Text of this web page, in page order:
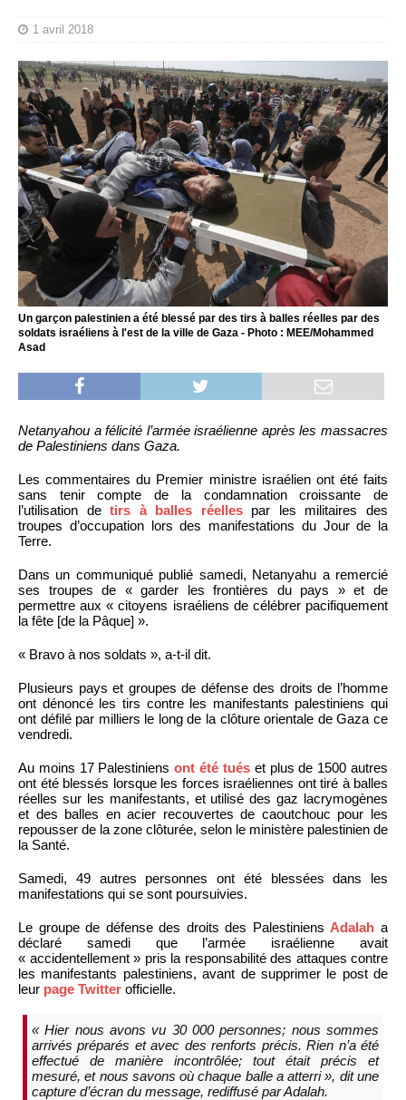
1 avril 2018
Un garçon palestinien a été blessé par des tirs à balles réelles par des
soldats israéliens à l'est de la ville de Gaza - Photo : MEE/Mohammed
Asad
Netanyahou a félicité l’armée israélienne après les massacres
de Palestiniens dans Gaza.
Les commentaires du Premier ministre israélien ont été faits
sans tenir compte de la condamnation croissante de
l’utilisation detirs à balles réellespar les militaires des
troupes d’occupation lors des manifestations du Jour de la
Terre.
Dans un communiqué publié samedi, Netanyahu a remercié
ses troupes de « garder les frontières du pays » et de
permettre aux « citoyens israéliens de célébrer pacifiquement
la fête [de la Pâque] ».
« Bravo à nos soldats », a-t-il dit.
Plusieurs pays et groupes de défense des droits de l’homme
ont dénoncé les tirs contre les manifestants palestiniens qui
ont défilé par milliers le long de la clôture orientale de Gaza ce
vendredi.
Au moins 17 Palestiniensont été tuéset plus de 1500 autres
ont été blessés lorsque les forces israéliennes ont tiré à balles
réelles sur les manifestants, et utilisé des gaz lacrymogènes
et des balles en acier recouvertes de caoutchouc pour les
repousser de la zone clôturée, selon le ministère palestinien de
la Santé.
Samedi, 49 autres personnes ont été blessées dans les
manifestations qui se sont poursuivies.
Le groupe de défense des droits des PalestiniensAdalah a
déclaré samedi que l’armée israélienne avait
« accidentellement » pris la responsabilité des attaques contre
les manifestants palestiniens, avant de supprimer le post de
leur page Twitter officielle.
« Hier nous avons vu 30 000 personnes; nous sommes
arrivés préparés et avec des renforts précis. Rien n’a été
effectué de manière incontrôlée; tout était précis et
mesuré, et nous savons où chaque balle a atterri », dit une
capture d’écran du message, rediffusé par Adalah.